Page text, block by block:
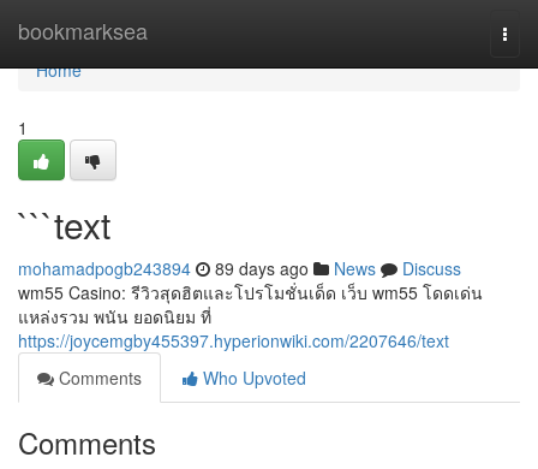
bookmarksea
Home
Home
1
```text
mohamadpogb243894 89 days ago News
Discuss
wm55 Casino: รีวิวสุดฮิตและโปรโมชั่นเด็ด เว็บ wm55 โดดเด่น
แหล่งรวม พนัน ยอดนิยม ที่
https://joycemgby455397.hyperionwiki.com/2207646/text
Comments
Who Upvoted
Comments